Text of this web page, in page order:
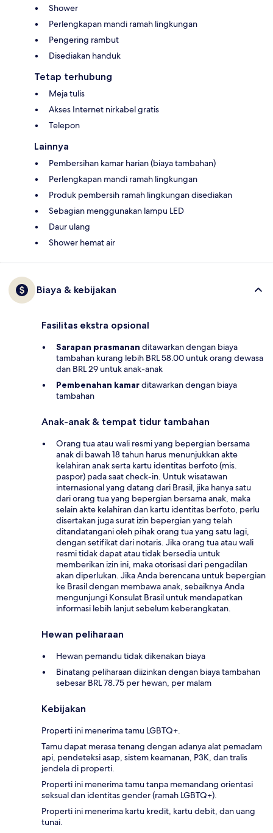
Shower
Perlengkapan mandi ramah lingkungan
Pengering rambut
Disediakan handuk
Tetap terhubung
Meja tulis
Akses Internet nirkabel gratis
Telepon
Lainnya
Pembersihan kamar harian (biaya tambahan)
Perlengkapan mandi ramah lingkungan
Produk pembersih ramah lingkungan disediakan
Sebagian menggunakan lampu LED
Daur ulang
Shower hemat air
Biaya & kebijakan
Fasilitas ekstra opsional
Sarapan prasmanan ditawarkan dengan biaya
tambahan kurang lebih BRL 58.00 untuk orang dewasa
dan BRL 29 untuk anak-anak
Pembenahan kamarditawarkan dengan biaya
tambahan
Anak-anak & tempat tidur tambahan
Orang tua atau wali resmi yang bepergian bersama
anak di bawah 18 tahun harus menunjukkan akte
kelahiran anak serta kartu identitas berfoto (mis.
paspor) pada saat check-in. Untuk wisatawan
internasional yang datang dari Brasil, jika hanya satu
dari orang tua yang bepergian bersama anak, maka
selain akte kelahiran dan kartu identitas berfoto, perlu
disertakan juga surat izin bepergian yang telah
ditandatangani oleh pihak orang tua yang satu lagi,
dengan setifikat dari notaris. Jika orang tua atau wali
resmi tidak dapat atau tidak bersedia untuk
memberikan izin ini, maka otorisasi dari pengadilan
akan diperlukan. Jika Anda berencana untuk bepergian
ke Brasil dengan membawa anak, sebaiknya Anda
mengunjungi Konsulat Brasil untuk mendapatkan
informasi lebih lanjut sebelum keberangkatan.
Hewan peliharaan
Hewan pemandu tidak dikenakan biaya
Binatang peliharaan diizinkan dengan biaya tambahan
sebesar BRL 78.75 per hewan, per malam
Kebijakan
Properti ini menerima tamu LGBTQ+.
Tamu dapat merasa tenang dengan adanya alat pemadam
api, pendeteksi asap, sistem keamanan, P3K, dan tralis
jendela di properti.
Properti ini menerima tamu tanpa memandang orientasi
seksual dan identitas gender (ramah LGBTQ+).
Properti ini menerima kartu kredit, kartu debit, dan uang
tunai.